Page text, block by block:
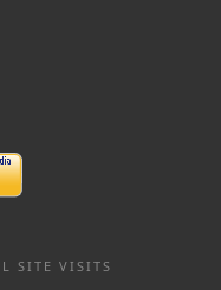
SITE VISITS